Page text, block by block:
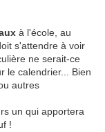
à l'école, au
s'attendre à voir
ne serait-ce
le calendrier... Bien
ou autres
un qui apportera
!